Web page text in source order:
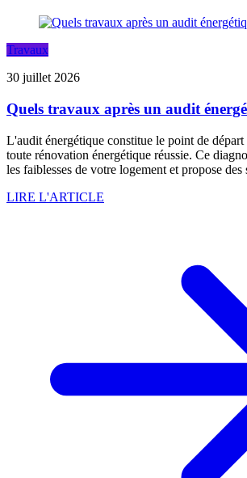
Travaux
30 juillet 2026
Quels travaux après un audit
L'audit énergétique constitue le point de
toute rénovation énergétique réussie. Ce
les faiblesses de votre logement et propose des
LIRE L'ARTICLE